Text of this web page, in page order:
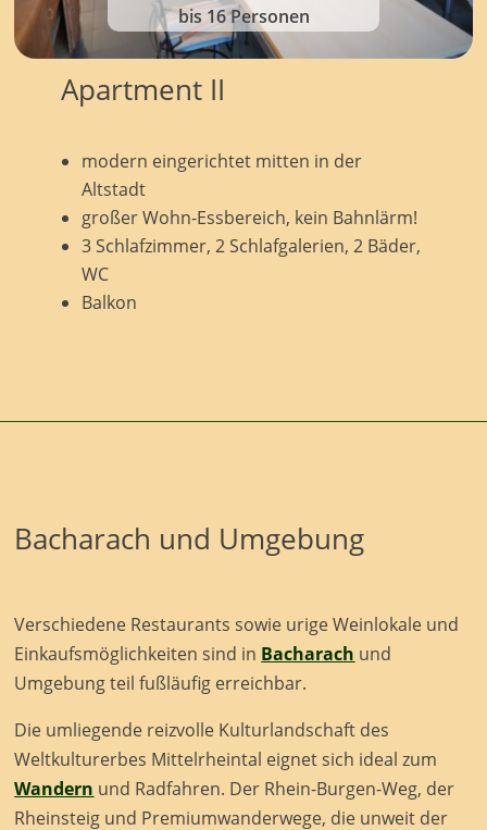
bis 16 Personen
Apartment II
modern eingerichtet mitten in der
Altstadt
großer Wohn-Essbereich, kein Bahnlärm!
3 Schlafzimmer, 2 Schlafgalerien, 2 Bäder,
WC
Balkon
Bacharach und Umgebung
Verschiedene Restaurants sowie urige Weinlokale und
Einkaufsmöglichkeiten sind in Bacharach und
Umgebung teil fußläufig erreichbar.
Die umliegende reizvolle Kulturlandschaft des
Weltkulturerbes Mittelrheintal eignet sich ideal zum
Wandern und Radfahren. Der Rhein-Burgen-Weg, der
Rheinsteig und Premiumwanderwege, die unweit der